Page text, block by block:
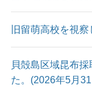
旧留萌高校を視
貝殻島区域昆布
た。(2026年5月